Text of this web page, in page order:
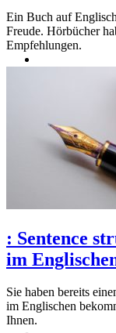
Ein Buch auf
Freude. Hörbücher
Empfehlungen.
: Sentence
im
Sie haben bereits
im Englischen
Ihnen.